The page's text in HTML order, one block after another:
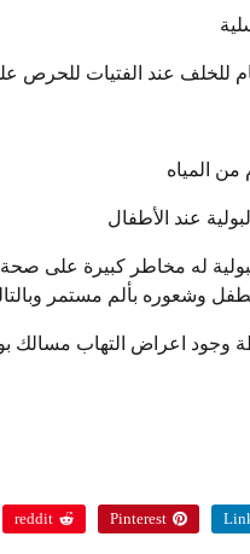
عند الأطفال
له مخاطر كبيرة على
وشعوره بألم مستمر
وجود اعراض التهاب مسالك
Pinterest
reddit